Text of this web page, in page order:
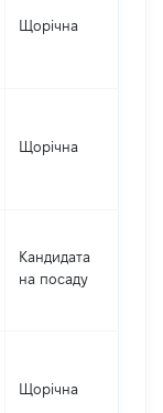
Щорічна
Щорічна
Кандидата
на посаду
Щорічна